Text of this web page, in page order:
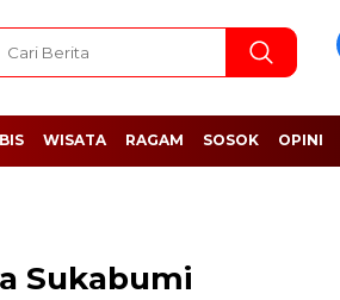
WISATA RAGAM SOSOK OPINI
Sukabumi